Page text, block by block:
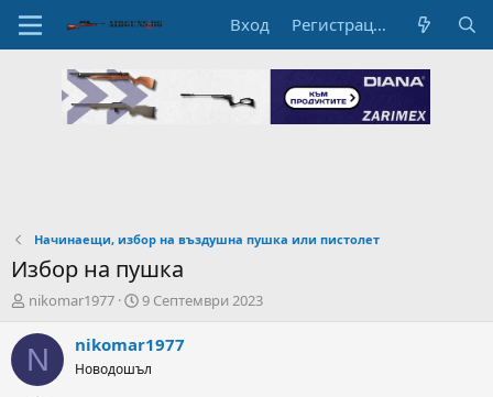
Вход Регистрация
Начинаещи, избор на въздушна пушка или пистолет
Избор на пушка
А
т
о
nikomar1977
Н
ч
л
9 Септември 2023
N nikomar1977
Новодошъл